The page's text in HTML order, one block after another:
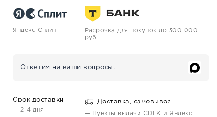
Яндекс Сплит
Расрочка для покупок до 300 000
руб.
Ответим на ваши вопросы.
Срок доставки
— 2-4 дня
Доставка, самовывоз
— Пункты выдачи CDEK и Яндекс